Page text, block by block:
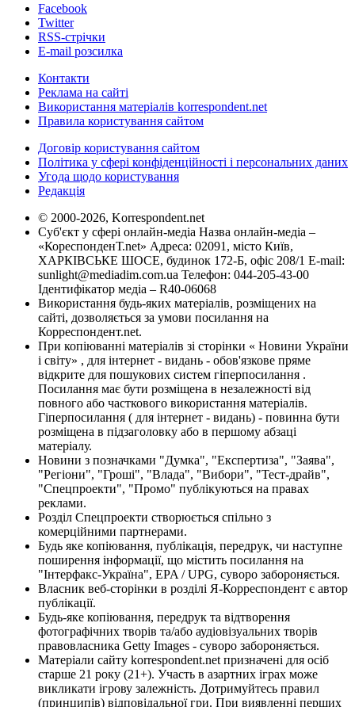
Facebook
Twitter
RSS-стрічки
E-mail розсилка
Контакти
Реклама на сайті
Використання матеріалів korrespondent.net
Правила користування сайтом
Договір користування сайтом
Політика у сфері конфіденційності і персональних даних
Угода щодо користування
Редакція
© 2000-2026, Korrespondent.net
Суб'єкт у сфері онлайн-медіа Назва онлайн-медіа –
«КореспонденТ.net» Адреса: 02091, місто Київ,
ХАРКІВСЬКЕ ШОСЕ, будинок 172-Б, офіс 208/1 E-mail:
sunlight@mediadim.com.ua Телефон: 044-205-43-00
Ідентифікатор медіа – R40-06068
Використання будь-яких матеріалів, розміщених на
сайті, дозволяється за умови посилання на
Корреспондент.net.
При копіюванні матеріалів зі сторінки « Новини України
і світу» , для інтернет - видань - обов'язкове пряме
відкрите для пошукових систем гіперпосилання .
Посилання має бути розміщена в незалежності від
повного або часткового використання матеріалів.
Гіперпосилання ( для інтернет - видань) - повинна бути
розміщена в підзаголовку або в першому абзаці
матеріалу.
Новини з позначками "Думка", "Експертиза", "Заява",
"Регіони", "Гроші", "Влада", "Вибори", "Тест-драйв",
"Спецпроекти", "Промо" публікуються на правах
реклами.
Розділ Спецпроекти створюється спільно з
комерційними партнерами.
Будь яке копіювання, публікація, передрук, чи наступне
поширення інформації, що містить посилання на
"Інтерфакс-Україна", EPA / UPG, суворо забороняється.
Власник веб-сторінки в розділі Я-Корреспондент є автор
публікації.
Будь-яке копіювання, передрук та відтворення
фотографічних творів та/або аудіовізуальних творів
правовласника Getty Images - суворо забороняється.
Матеріали сайту korrespondent.net призначені для осіб
старше 21 року (21+). Участь в азартних іграх може
викликати ігрову залежність. Дотримуйтесь правил
(принципів) відповідальної гри. При виявленні перших